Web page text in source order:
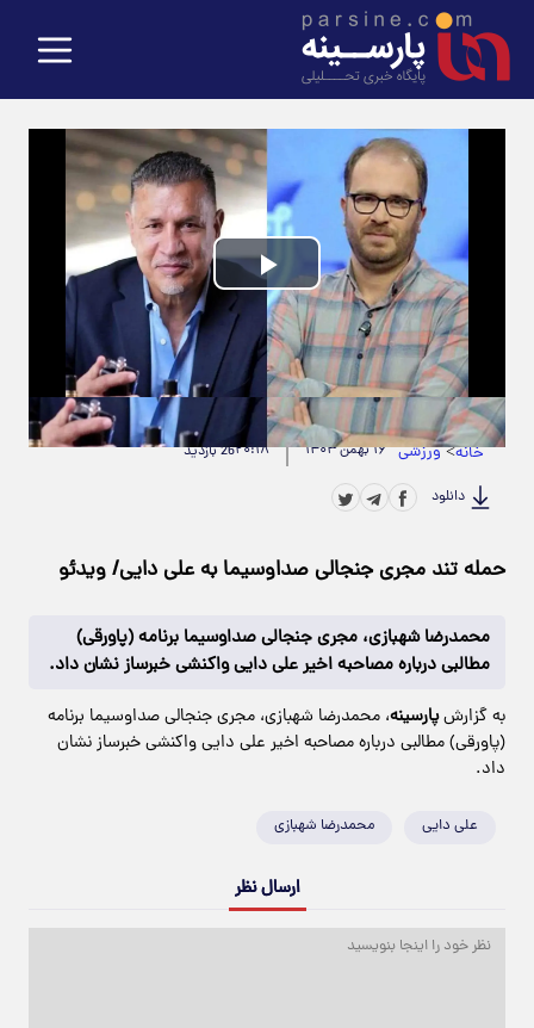
Play
Video
حجم ویدیو: 6.08M |مدت زمان ویدیو: 00:01:21
خانه>ورزشی ۱۶ بهمن ۱۴۰۳ ۲۰:۱۸26 بازدید
دانلود
حمله تند مجری جنجالی صداوسیما به علی دایی/ ویدئو
محمدرضا شهبازی، مجری جنجالی صداوسیما برنامه (پاورقی)
مطالبی درباره مصاحبه اخیر علی دایی واکنشی خبرساز نشان داد.
به گزارشپارسینه، محمدرضا شهبازی، مجری جنجالی صداوسیما برنامه
(پاورقی) مطالبی درباره مصاحبه اخیر علی دایی واکنشی خبرساز نشان
داد.
علی دایی محمدرضا شهبازی
ارسال نظر